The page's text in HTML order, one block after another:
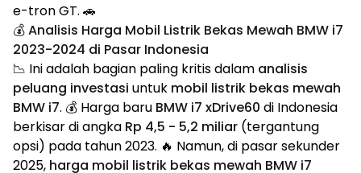
e-tron GT. 🚗
💰 Analisis Harga Mobil Listrik Bekas Mewah BMW i7
2023-2024 di Pasar Indonesia
📉 Ini adalah bagian paling kritis dalam analisis
peluang investasi untuk mobil listrik bekas mewah
BMW i7. 💰 Harga baru BMW i7 xDrive60 di Indonesia
berkisar di angka Rp 4,5 - 5,2 miliar (tergantung
opsi) pada tahun 2023. 🔥 Namun, di pasar sekunder
2025, harga mobil listrik bekas mewah BMW i7